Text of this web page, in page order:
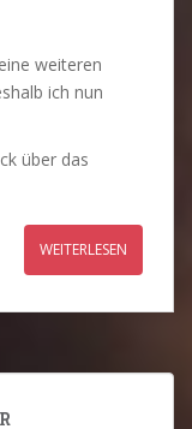
weiteren
ich nun
über das
WEITERLESEN